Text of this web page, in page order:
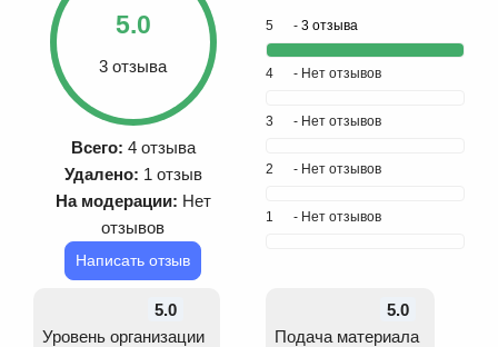
5.0
3 отзыва
Всего: 4 отзыва
Удалено: 1 отзыв
На модерации: Нет
отзывов
Написать отзыв
5 - 3 отзыва
4 - Нет отзывов
3 - Нет отзывов
2 - Нет отзывов
1 - Нет отзывов
5.0
Уровень организации
5.0
Подача материала